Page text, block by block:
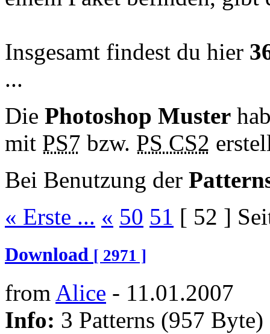
Insgesamt findest du hier
...
Die Photoshop Muster
mit PS7 bzw. PS CS2
Bei Benutzung der
« Erste ... « 50 51 [ 52 ]
Download [ 2971 ]
from Alice - 11.01.2007
Info: 3 Patterns (957 Byte)